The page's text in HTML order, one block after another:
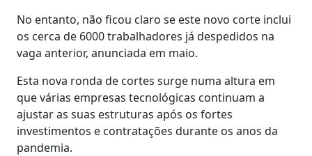
No entanto, não ficou claro se este novo corte inclui
os cerca de 6000 trabalhadores já despedidos na
vaga anterior, anunciada em maio.
Esta nova ronda de cortes surge numa altura em
que várias empresas tecnológicas continuam a
ajustar as suas estruturas após os fortes
investimentos e contratações durante os anos da
pandemia.